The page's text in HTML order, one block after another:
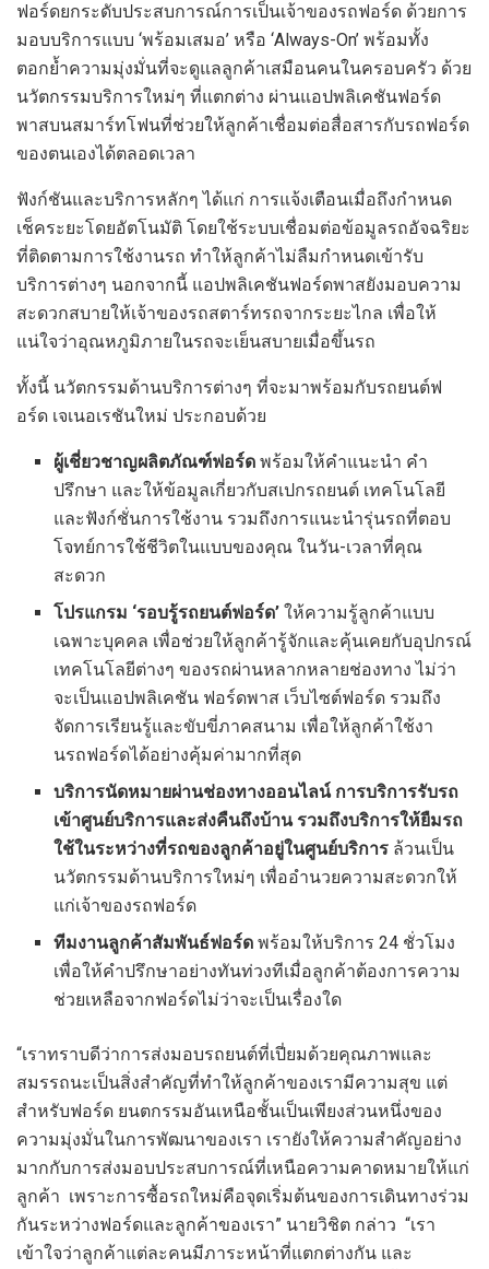
ฟอร์ดยกระดับประสบการณ์การเป็นเจ้าของรถฟอร์ด ด้วยการ
มอบบริการแบบ ‘พร้อมเสมอ’ หรือ ‘Always-On’ พร้อมทั้ง
ตอกย้ำความมุ่งมั่นที่จะดูแลลูกค้าเสมือนคนในครอบครัว ด้วย
นวัตกรรมบริการใหม่ๆ ที่แตกต่าง ผ่านแอปพลิเคชันฟอร์ด
พาสบนสมาร์ทโฟนที่ช่วยให้ลูกค้าเชื่อมต่อสื่อสารกับรถฟอร์ด
ของตนเองได้ตลอดเวลา
ฟังก์ชันและบริการหลักๆ ได้แก่ การแจ้งเตือนเมื่อถึงกำหนด
เช็คระยะโดยอัตโนมัติ โดยใช้ระบบเชื่อมต่อข้อมูลรถอัจฉริยะ
ที่ติดตามการใช้งานรถ ทำให้ลูกค้าไม่ลืมกำหนดเข้ารับ
บริการต่างๆ นอกจากนี้ แอปพลิเคชันฟอร์ดพาสยังมอบความ
สะดวกสบายให้เจ้าของรถสตาร์ทรถจากระยะไกล เพื่อให้
แน่ใจว่าอุณหภูมิภายในรถจะเย็นสบายเมื่อขึ้นรถ
ทั้งนี้ นวัตกรรมด้านบริการต่างๆ ที่จะมาพร้อมกับรถยนต์ฟ
อร์ด เจเนอเรชันใหม่ ประกอบด้วย
ผู้เชี่ยวชาญผลิตภัณฑ์ฟอร์ด พร้อมให้คำแนะนำ คำ
ปรึกษา และให้ข้อมูลเกี่ยวกับสเปกรถยนต์ เทคโนโลยี
และฟังก์ชั่นการใช้งาน รวมถึงการแนะนำรุ่นรถที่ตอบ
โจทย์การใช้ชีวิตในแบบของคุณ ในวัน-เวลาที่คุณ
สะดวก
โปรแกรม ‘รอบรู้รถยนต์ฟอร์ด’ ให้ความรู้ลูกค้าแบบ
เฉพาะบุคคล เพื่อช่วยให้ลูกค้ารู้จักและคุ้นเคยกับอุปกรณ์
เทคโนโลยีต่างๆ ของรถผ่านหลากหลายช่องทาง ไม่ว่า
จะเป็นแอปพลิเคชัน ฟอร์ดพาส เว็บไซต์ฟอร์ด รวมถึง
จัดการเรียนรู้และขับขี่ภาคสนาม เพื่อให้ลูกค้าใช้งา
นรถฟอร์ดได้อย่างคุ้มค่ามากที่สุด
บริการนัดหมายผ่านช่องทางออนไลน์ การบริการรับรถ
เข้าศูนย์บริการและส่งคืนถึงบ้าน รวมถึงบริการให้ยืมรถ
ใช้ในระหว่างที่รถของลูกค้าอยู่ในศูนย์บริการ ล้วนเป็น
นวัตกรรมด้านบริการใหม่ๆ เพื่ออำนวยความสะดวกให้
แก่เจ้าของรถฟอร์ด
ทีมงานลูกค้าสัมพันธ์ฟอร์ด พร้อมให้บริการ 24 ชั่วโมง
เพื่อให้คำปรึกษาอย่างทันท่วงทีเมื่อลูกค้าต้องการความ
ช่วยเหลือจากฟอร์ดไม่ว่าจะเป็นเรื่องใด
“เราทราบดีว่าการส่งมอบรถยนต์ที่เปี่ยมด้วยคุณภาพและ
สมรรถนะเป็นสิ่งสำคัญที่ทำให้ลูกค้าของเรามีความสุข แต่
สำหรับฟอร์ด ยนตกรรมอันเหนือชั้นเป็นเพียงส่วนหนึ่งของ
ความมุ่งมั่นในการพัฒนาของเรา เรายังให้ความสำคัญอย่าง
มากกับการส่งมอบประสบการณ์ที่เหนือความคาดหมายให้แก่
ลูกค้า เพราะการซื้อรถใหม่คือจุดเริ่มต้นของการเดินทางร่วม
กันระหว่างฟอร์ดและลูกค้าของเรา” นายวิชิต กล่าว “เรา
เข้าใจว่าลูกค้าแต่ละคนมีภาระหน้าที่แตกต่างกัน และ